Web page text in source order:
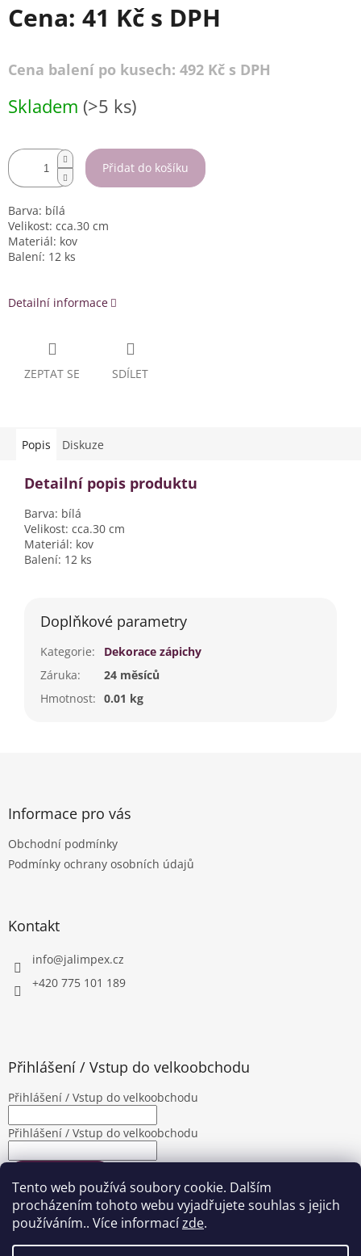
Tento web používá soubory cookie. Dalším
procházením tohoto webu vyjadřujete souhlas s jejich
používáním.. Více informacízde.
Cena: 41 Kč s DPH
Cena balení po kusech: 492 Kč s DPH
cena:
Skladem (>5 ks)
Přidat do košíku
Barva: bílá
Velikost: cca.30 cm
Materiál: kov
Balení: 12 ks
Detailní informace
ZEPTAT SE SDÍLET
Popis Diskuze
Detailní popis produktu
Barva: bílá
Velikost: cca.30 cm
Materiál: kov
Balení: 12 ks
Doplňkové parametry
Kategorie:
Dekorace zápichy
Záruka:
24 měsíců
Hmotnost: 0.01 kg
Informace pro vás
Obchodní podmínky
Podmínky ochrany osobních údajů
Kontakt
info@jalimpex.cz
+420 775 101 189
Přihlášení / Vstup do velkoobchodu
Přihlášení / Vstup do velkoobchodu
Přihlášení / Vstup do velkoobchodu
Nová registrace Zapomenuté heslo